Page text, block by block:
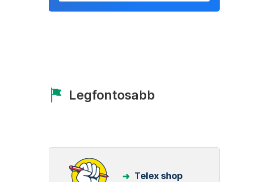
Legfontosabb
Telex shop